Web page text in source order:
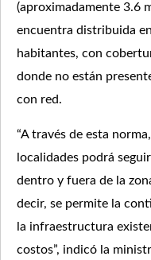
(aproximadamente 3.6
encuentra distribuida
habitantes, con
donde no están
con red.
“A través de esta
localidades podrá
dentro y fuera de la
decir, se permite la
la infraestructura
costos”, indicó la